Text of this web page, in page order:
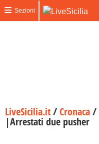
Sezioni
LiveSicilia.it/Cronaca/
|Arrestati due pusher